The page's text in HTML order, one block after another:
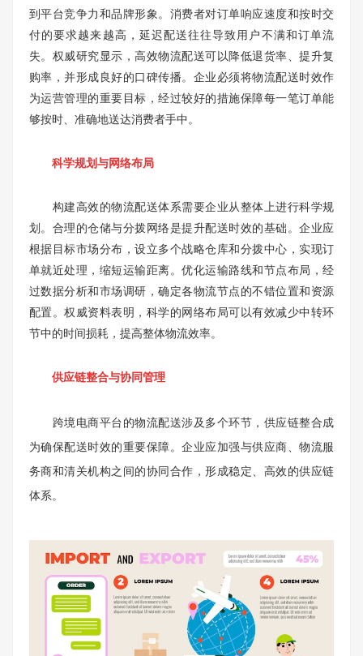
到平台竞争力和品牌形象。消费者对订单响应速度和按时交
付的要求越来越高，延迟配送往往导致用户不满和订单流
失。权威研究显示，高效物流配送可以降低退货率、提升复
购率，并形成良好的口碑传播。企业必须将物流配送时效作
为运营管理的重要目标，经过较好的措施保障每一笔订单能
够按时、准确地送达消费者手中。
科学规划与网络布局
构建高效的物流配送体系需要企业从整体上进行科学规
划。合理的仓储与分拨网络是提升配送时效的基础。企业应
根据目标市场分布，设立多个战略仓库和分拨中心，实现订
单就近处理，缩短运输距离。优化运输路线和节点布局，经
过数据分析和市场调研，确定各物流节点的不错位置和资源
配置。权威资料表明，科学的网络布局可以有效减少中转环
节中的时间损耗，提高整体物流效率。
供应链整合与协同管理
跨境电商平台的物流配送涉及多个环节，供应链整合成
为确保配送时效的重要保障。企业应加强与供应商、物流服
务商和清关机构之间的协同合作，形成稳定、高效的供应链
体系。